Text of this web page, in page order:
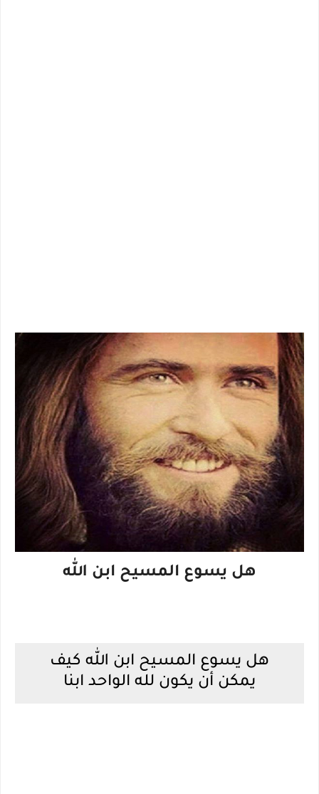
هل يسوع المسيح ابن الله
هل يسوع المسيح ابن الله كيف
يمكن أن يكون لله الواحد ابنا